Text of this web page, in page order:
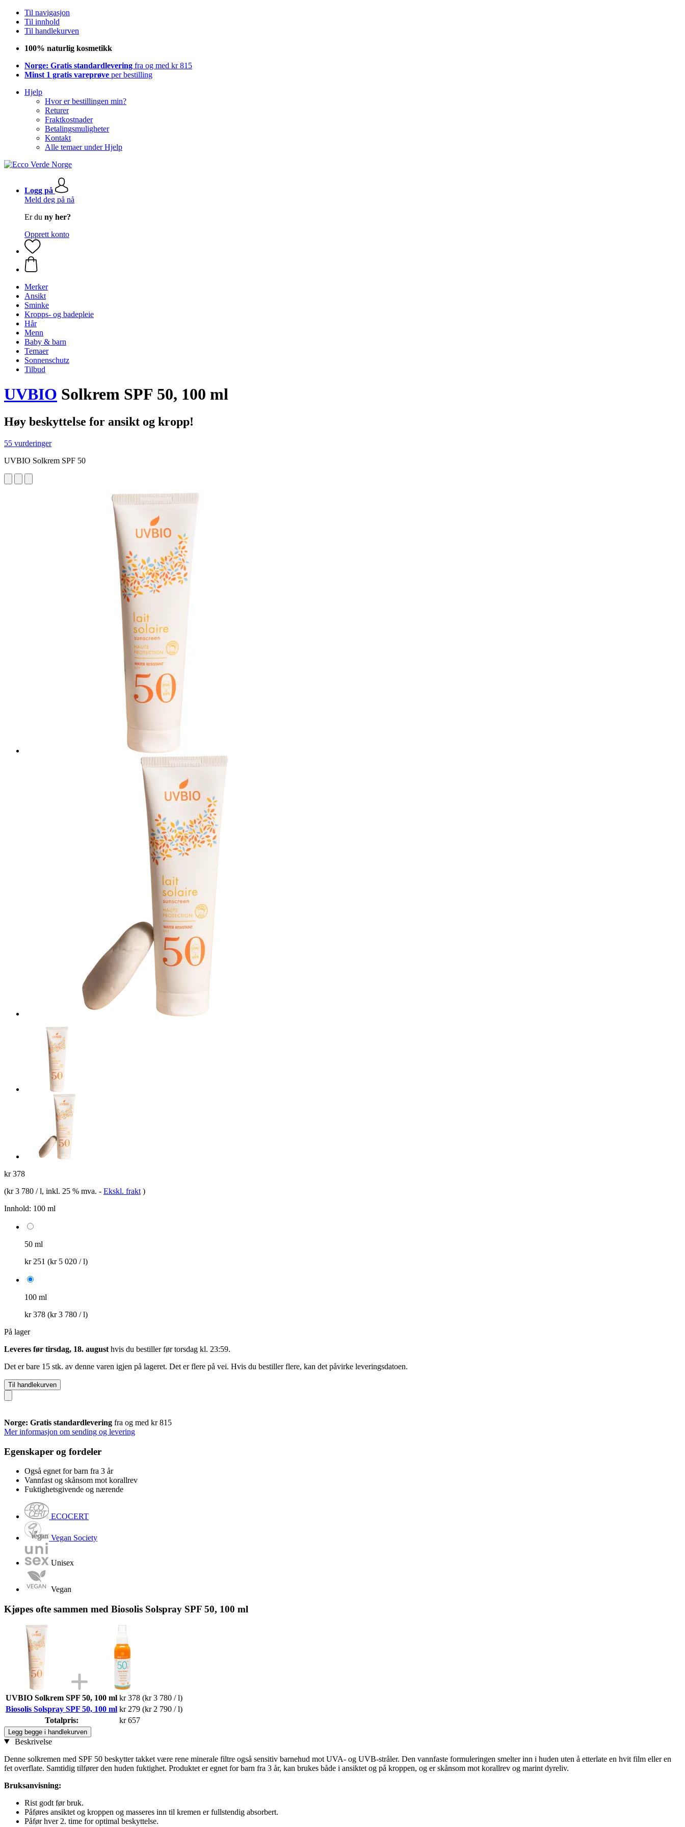
Til navigasjon
Til innhold
Til handlekurven
100% naturlig kosmetikk
Norge: Gratis standardlevering fra og med kr 815
Minst 1 gratis vareprøve per bestilling
Hjelp
Hvor er bestillingen min?
Returer
Fraktkostnader
Betalingsmuligheter
Kontakt
Alle temaer under Hjelp
Logg på
Meld deg på nå
Er du ny her?
Opprett konto
Merker
Ansikt
Sminke
Kropps- og badepleie
Hår
Menn
Baby & barn
Temaer
Sonnenschutz
Tilbud
UVBIO Solkrem SPF 50, 100 ml
Høy beskyttelse for ansikt og kropp!
55 vurderinger
UVBIO Solkrem SPF 50
kr 378
(kr 3 780 / l, inkl. 25 % mva. - Ekskl. frakt )
Innhold: 100 ml
50 ml
kr 251 (kr 5 020 / l)
100 ml
kr 378 (kr 3 780 / l)
På lager
Leveres før tirsdag, 18. august hvis du bestiller førtorsdag kl. 23:59.
Det er bare 15 stk. av denne varen igjen på lageret. Det er flere på vei. Hvis du bestiller flere, kan det påvirke leveringsdatoen.
Til handlekurven
Norge: Gratis standardlevering fra og med kr 815
Mer informasjon om sending og levering
Egenskaper og fordeler
Også egnet for barn fra 3 år
Vannfast og skånsom mot korallrev
Fuktighetsgivende og nærende
ECOCERT
Vegan Society
Unisex
Vegan
Kjøpes ofte sammen med Biosolis Solspray SPF 50, 100 ml
UVBIO Solkrem SPF 50, 100 ml kr 378 (kr 3 780 / l)
Biosolis Solspray SPF 50, 100 ml kr 279 (kr 2 790 / l)
Totalpris:
kr 657
Legg begge i handlekurven
Beskrivelse
Denne solkremen med SPF 50 beskytter takket være rene minerale filtre også sensitiv barnehud mot UVA- og UVB-stråler. Den vannfaste formuleringen smelter inn i huden uten å etterlate en hvit film eller en
fet overflate. Samtidig tilfører den huden fuktighet. Produktet er egnet for barn fra 3 år, kan brukes både i ansiktet og på kroppen, og er skånsom mot korallrev og marint dyreliv.
Bruksanvisning:
Rist godt før bruk.
Påføres ansiktet og kroppen og masseres inn til kremen er fullstendig absorbert.
Påfør hver 2. time for optimal beskyttelse.​​